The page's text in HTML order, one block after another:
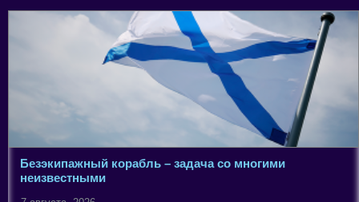
Безэкипажный корабль – задача со многими
неизвестными